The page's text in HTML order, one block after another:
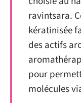
ravintsara.
kératinisée
des actifs
pour
molécules